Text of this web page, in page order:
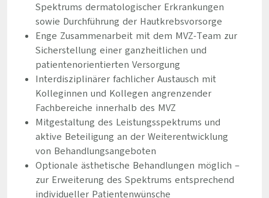
Spektrums dermatologischer Erkrankungen
sowie Durchführung der Hautkrebsvorsorge
Enge Zusammenarbeit mit dem MVZ-Team zur
Sicherstellung einer ganzheitlichen und
patientenorientierten Versorgung
Interdisziplinärer fachlicher Austausch mit
Kolleginnen und Kollegen angrenzender
Fachbereiche innerhalb des MVZ
Mitgestaltung des Leistungsspektrums und
aktive Beteiligung an der Weiterentwicklung
von Behandlungsangeboten
Optionale ästhetische Behandlungen möglich –
zur Erweiterung des Spektrums entsprechend
individueller Patientenwünsche